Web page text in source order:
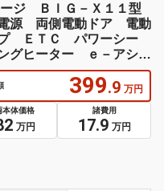
ジ ＢＩＧ－Ｘ１１型
源 両側電動ドア 電動
ＥＴＣ パワーシー
グヒーター ｅ－アシス
399.9 万円
本体価格
万円
諸費用
17.9 万円